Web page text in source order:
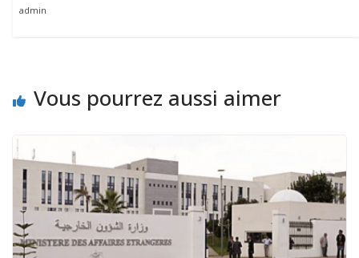
admin
Vous pourrez aussi aimer